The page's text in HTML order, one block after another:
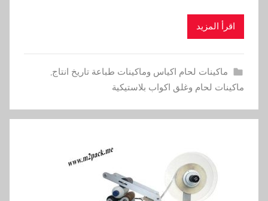
اقرأ المزيد
ماكينات لحام اكياس وماكينات طباعة تاريخ انتاج,
ماكينات لحام وغلق اكواب بلاستيكية